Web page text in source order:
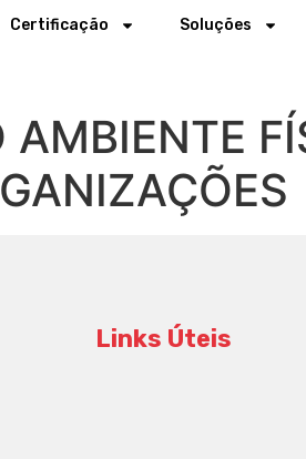
Certificação Soluções
Links Úteis